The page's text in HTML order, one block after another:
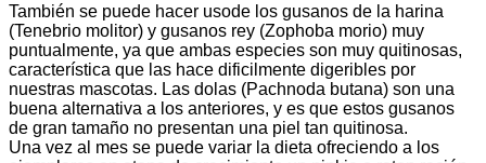
También se puede hacer usode los gusanos de la harina
(Tenebrio molitor) y gusanos rey (Zophoba morio) muy
puntualmente, ya que ambas especies son muy quitinosas,
característica que las hace dificilmente digeribles por
nuestras mascotas. Las dolas (Pachnoda butana) son una
buena alternativa a los anteriores, y es que estos gusanos
de gran tamaño no presentan una piel tan quitinosa.
Una vez al mes se puede variar la dieta ofreciendo a los